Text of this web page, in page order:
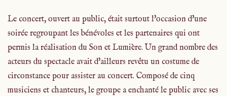
Le concert, ouvert au public, était surtout l'occasion d'une
soirée regroupant les bénévoles et les partenaires qui ont
permis la réalisation du Son et Lumière. Un grand nombre des
acteurs du spectacle avait d'ailleurs revêtu un costume de
circonstance pour assister au concert. Composé de cinq
musiciens et chanteurs, le groupe a enchanté le public avec ses